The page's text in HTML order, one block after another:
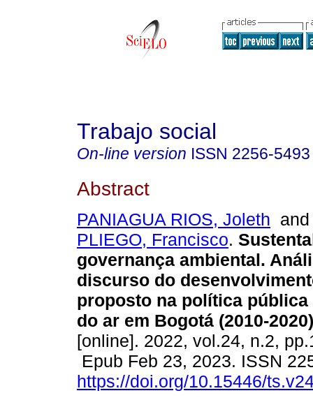
Trabajo social
On-line version ISSN 2256-5493
Abstract
PANIAGUA RIOS, Joleth
PLIEGO, Francisco.
governança ambiental.
discurso do
proposto na política pública
do ar em Bogotá (2010-
[online]. 2022, vol.24, n.2,
Epub Feb 23, 2023. ISSN
https://doi.org/10.15446/